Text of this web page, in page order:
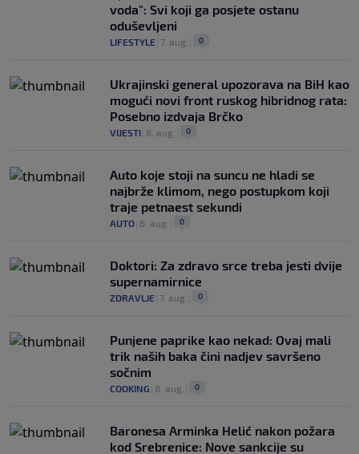
voda": Svi koji ga posjete ostanu
oduševljeni
LIFESTYLE 7. aug. 0
Ukrajinski general upozorava na BiH kao
mogući novi front ruskog hibridnog rata:
Posebno izdvaja Brčko
VIJESTI 8. aug. 0
Auto koje stoji na suncu ne hladi se
najbrže klimom, nego postupkom koji
traje petnaest sekundi
AUTO 6. aug. 0
Doktori: Za zdravo srce treba jesti dvije
supernamirnice
ZDRAVLJE 7. aug. 0
Punjene paprike kao nekad: Ovaj mali
trik naših baka čini nadjev savršeno
sočnim
COOKING 8. aug. 0
Baronesa Arminka Helić nakon požara
kod Srebrenice: Nove sankcije su